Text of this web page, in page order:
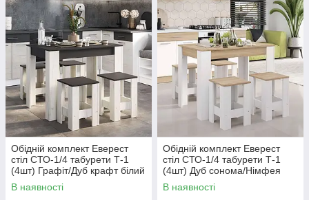
Обідній комплект Еверест
стіл СТО-1/4 табурети Т-1
(4шт) Графіт/Дуб крафт білий
(DTM-071149)
В наявності
Обідній комплект Еверест
стіл СТО-1/4 табурети Т-1
(4шт) Дуб сонома/Німфея
Альба (DTM-071148)
В наявності